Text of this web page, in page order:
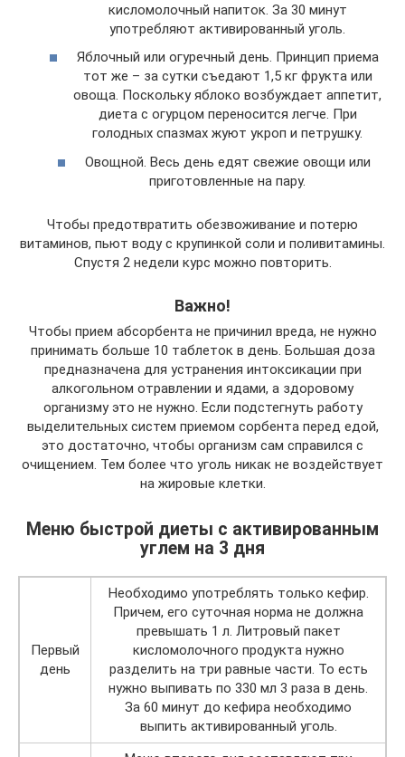
кисломолочный напиток. За 30 минут
употребляют активированный уголь.
Яблочный или огуречный день. Принцип приема
тот же – за сутки съедают 1,5 кг фрукта или
овоща. Поскольку яблоко возбуждает аппетит,
диета с огурцом переносится легче. При
голодных спазмах жуют укроп и петрушку.
Овощной. Весь день едят свежие овощи или
приготовленные на пару.
Чтобы предотвратить обезвоживание и потерю
витаминов, пьют воду с крупинкой соли и поливитамины.
Спустя 2 недели курс можно повторить.
Важно!
Чтобы прием абсорбента не причинил вреда, не нужно
принимать больше 10 таблеток в день. Большая доза
предназначена для устранения интоксикации при
алкогольном отравлении и ядами, а здоровому
организму это не нужно. Если подстегнуть работу
выделительных систем приемом сорбента перед едой,
это достаточно, чтобы организм сам справился с
очищением. Тем более что уголь никак не воздействует
на жировые клетки.
Меню быстрой диеты с активированным
углем на 3 дня
Первый
день
Необходимо употреблять только кефир.
Причем, его суточная норма не должна
превышать 1 л. Литровый пакет
кисломолочного продукта нужно
разделить на три равные части. То есть
нужно выпивать по 330 мл 3 раза в день.
За 60 минут до кефира необходимо
выпить активированный уголь.